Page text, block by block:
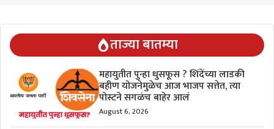
ताज्या बातम्या
महायुतीत पुन्हा धुसफूस ? शिंदेंच्या लाडकी
बहीण योजनेमुळेच आज भाजप सत्तेत, त्या
पोस्टने सगळंच बाहेर आलं
August 6, 2026